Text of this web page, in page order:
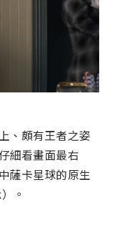
、頗有王者之姿
細看畫面最右
薩卡星球的原生
。